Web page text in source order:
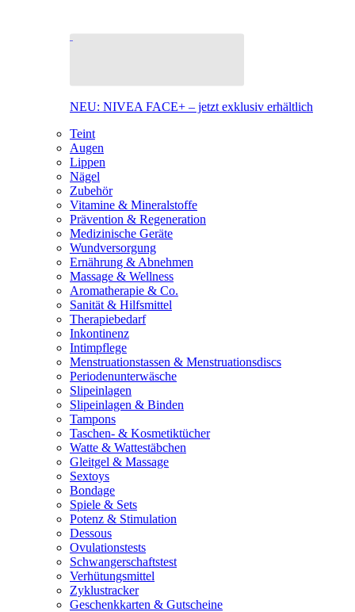
NEU: NIVEA FACE+ – jetzt exklusiv erhältlich
Teint
Augen
Lippen
Nägel
Zubehör
Vitamine & Mineralstoffe
Prävention & Regeneration
Medizinische Geräte
Wundversorgung
Ernährung & Abnehmen
Massage & Wellness
Aromatherapie & Co.
Sanität & Hilfsmittel
Therapiebedarf
Inkontinenz
Intimpflege
Menstruationstassen & Menstruationsdiscs
Periodenunterwäsche
Slipeinlagen
Slipeinlagen & Binden
Tampons
Taschen- & Kosmetiktücher
Watte & Wattestäbchen
Gleitgel & Massage
Sextoys
Bondage
Spiele & Sets
Potenz & Stimulation
Dessous
Ovulationstests
Schwangerschaftstest
Verhütungsmittel
Zyklustracker
Geschenkkarten & Gutscheine